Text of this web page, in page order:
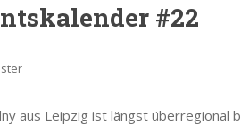
#22
aus Leipzig ist längst überregional